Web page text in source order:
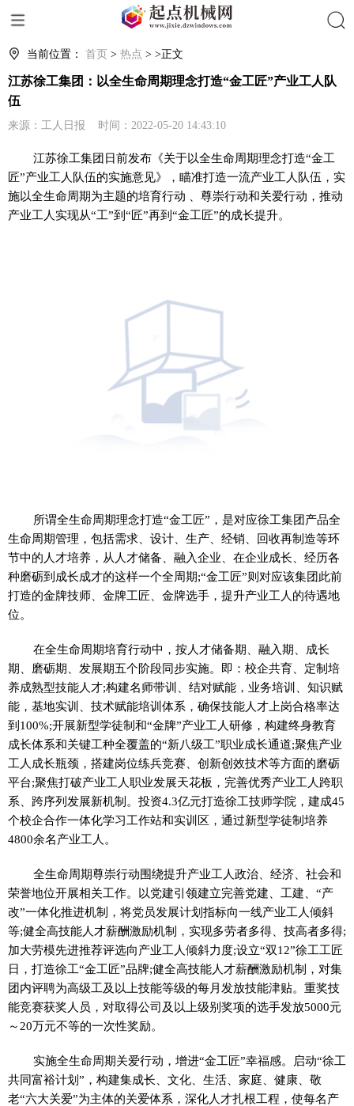
当前位置： 首页 > 热点 > >正文
江苏徐工集团：以全生命周期理念打造“金工匠”产业工人队
伍
来源：工人日报 时间：2022-05-20 14:43:10
江苏徐工集团日前发布《关于以全生命周期理念打造“金工
匠”产业工人队伍的实施意见》，瞄准打造一流产业工人队伍，实
施以全生命周期为主题的培育行动 、尊崇行动和关爱行动，推动
产业工人实现从“工”到“匠”再到“金工匠”的成长提升。
所谓全生命周期理念打造“金工匠”，是对应徐工集团产品全
生命周期管理，包括需求、设计、生产、经销、回收再制造等环
节中的人才培养，从人才储备、融入企业、在企业成长、经历各
种磨砺到成长成才的这样一个全周期;“金工匠”则对应该集团此前
打造的金牌技师、金牌工匠、金牌选手，提升产业工人的待遇地
位。
在全生命周期培育行动中，按人才储备期、融入期、成长
期、磨砺期、发展期五个阶段同步实施。即：校企共育、定制培
养成熟型技能人才;构建名师带训、结对赋能，业务培训、知识赋
能，基地实训、技术赋能培训体系，确保技能人才上岗合格率达
到100%;开展新型学徒制和“金牌”产业工人研修，构建终身教育
成长体系和关键工种全覆盖的“新八级工”职业成长通道;聚焦产业
工人成长瓶颈，搭建岗位练兵竞赛、创新创效技术等方面的磨砺
平台;聚焦打破产业工人职业发展天花板，完善优秀产业工人跨职
系、跨序列发展新机制。投资4.3亿元打造徐工技师学院，建成45
个校企合作一体化学习工作站和实训区，通过新型学徒制培养
4800余名产业工人。
全生命周期尊崇行动围绕提升产业工人政治、经济、社会和
荣誉地位开展相关工作。以党建引领建立完善党建、工建、“产
改”一体化推进机制，将党员发展计划指标向一线产业工人倾斜
等;健全高技能人才薪酬激励机制，实现多劳者多得、技高者多得;
加大劳模先进推荐评选向产业工人倾斜力度;设立“双12”徐工工匠
日，打造徐工“金工匠”品牌;健全高技能人才薪酬激励机制，对集
团内评聘为高级工及以上技能等级的每月发放技能津贴。重奖技
能竞赛获奖人员，对取得公司及以上级别奖项的选手发放5000元
～20万元不等的一次性奖励。
实施全生命周期关爱行动，增进“金工匠”幸福感。启动“徐工
共同富裕计划”，构建集成长、文化、生活、家庭、健康、敬
老“六大关爱”为主体的关爱体系，深化人才扎根工程，使每名产